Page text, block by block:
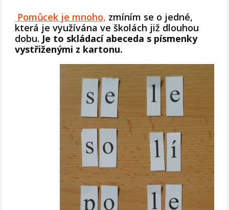
Pomůcek je mnoho, zmíním se o jedné,
která je využívána ve školách již dlouhou
dobu. Je to skládací abeceda s písmenky
vystřiženými z kartonu.